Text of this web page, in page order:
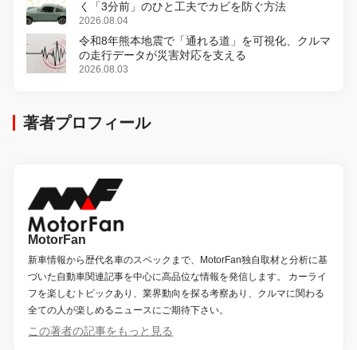
く「3分前」のひと工夫でカビを防ぐ方法
2026.08.04
令和8年熊本地震で「通れる道」を可視化、クルマ
の走行データが災害対応を支える
2026.08.03
著者プロフィール
MotorFan
新車情報から歴代名車のスペックまで、MotorFan独自取材と分析に基
づいた自動車関連記事を中心に高品位な情報を発信します。 カーライ
フを楽しむトピックあり、業界動向を探る考察あり、クルマに関わる
全ての人が楽しめるニュースにご期待下さい。
この著者の記事をもっと見る